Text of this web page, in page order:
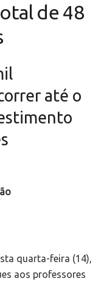
de 48
até o
quarta-feira (14),
aos professores